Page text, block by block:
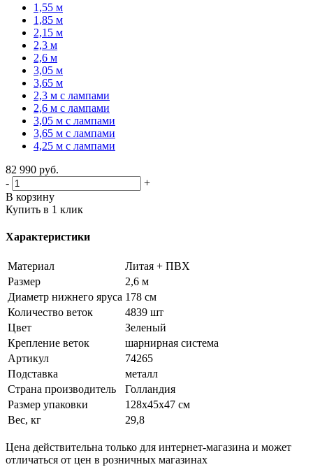
1,55 м
1,85 м
2,15 м
2,3 м
2,6 м
3,05 м
3,65 м
2,3 м с лампами
2,6 м с лампами
3,05 м с лампами
3,65 м с лампами
4,25 м с лампами
82 990 руб.
-
+
В корзину
Купить в 1 клик
Характеристики
Материал
Литая + ПВХ
Размер
2,6 м
Диаметр нижнего яруса 178 см
Количество веток
4839 шт
Цвет
Зеленый
Крепление веток
шарнирная система
Артикул
74265
Подставка
металл
Страна производитель
Голландия
Размер упаковки
128х45х47 см
Вес, кг
29,8
Цена действительна только для интернет-магазина и может
отличаться от цен в розничных магазинах